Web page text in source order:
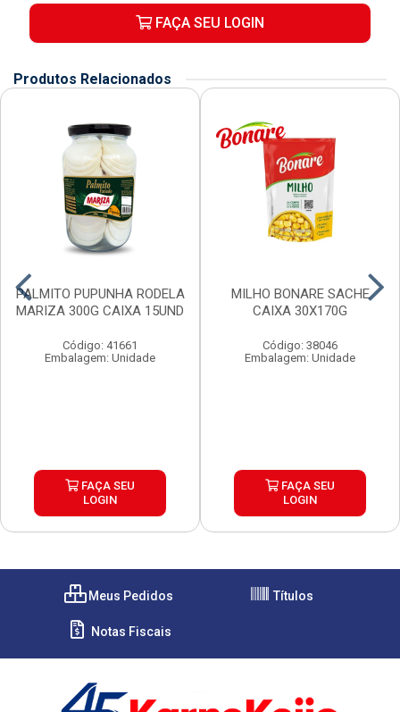
FAÇA SEU LOGIN
Produtos Relacionados
PALMITO PUPUNHA RODELA
MARIZA 300G CAIXA 15UND
Código: 41661
Embalagem: Unidade
FAÇA SEU
LOGIN
MILHO BONARE SACHE
CAIXA 30X170G
Código: 38046
Embalagem: Unidade
FAÇA SEU
LOGIN
Meus Pedidos Títulos
Notas Fiscais